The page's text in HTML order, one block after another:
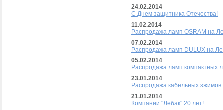
24.02.2014
С Днем защитника Отечества!
11.02.2014
Распродажа ламп OSRAM на
07.02.2014
Распродажа ламп DULUX на
05.02.2014
Распродажа ламп компактных
23.01.2014
Распродажа кабельных
21.01.2014
Компании "Лебак" 20 лет!